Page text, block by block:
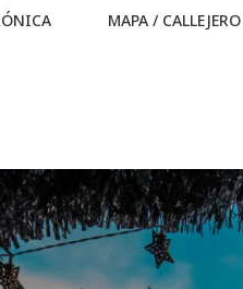
MAPA / CALLEJERO